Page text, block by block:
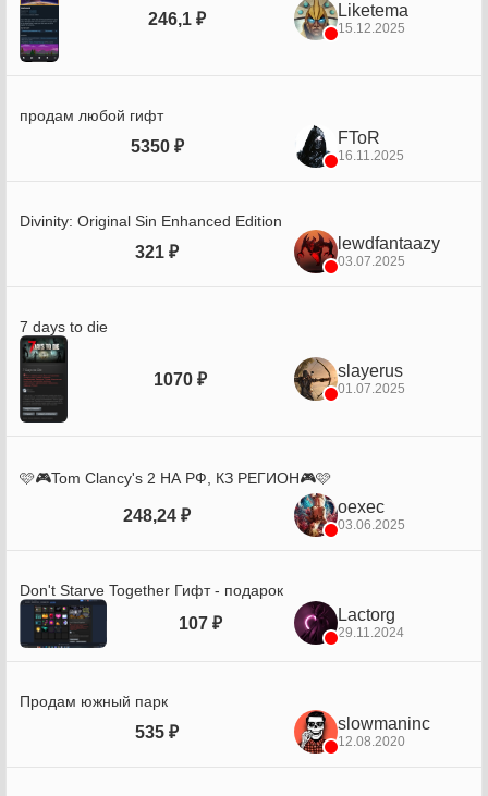
246,1 ₽ Liketema
15.12.2025
продам любой гифт
5350 ₽ FToR
16.11.2025
Divinity: Original Sin Enhanced Edition
321 ₽ lewdfantaazy
03.07.2025
7 days to die
1070 ₽ slayerus
01.07.2025
🩷🎮Tom Clancy's 2 НА РФ, КЗ РЕГИОН🎮🩷
248,24 ₽ oexec
03.06.2025
Don't Starve Together Гифт - подарок
107 ₽ Lactorg
29.11.2024
Продам южный парк
535 ₽ slowmaninc
12.08.2020